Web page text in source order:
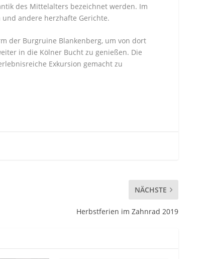
des Mittelalters bezeichnet werden. Im
und andere herzhafte Gerichte.
der Burgruine Blankenberg, um von dort
in die Kölner Bucht zu genießen. Die
Exkursion gemacht zu
NÄCHSTE
Herbstferien im Zahnrad 2019